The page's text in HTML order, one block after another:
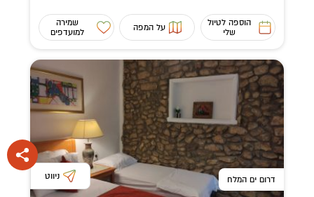
הוספה לטיול
שלי
על המפה
שמירה
למועדפים
דרום ים המלח ניווט